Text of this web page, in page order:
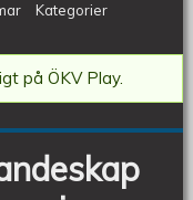
Kategorier
på ÖKV Play.